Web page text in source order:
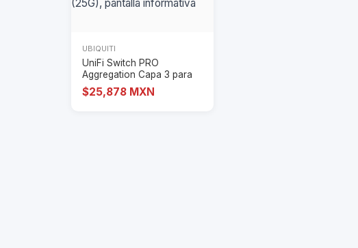
UBIQUITI
UniFi Switch PRO
Aggregation Capa 3 para
fibra óptica con 2
$25,878 MXN